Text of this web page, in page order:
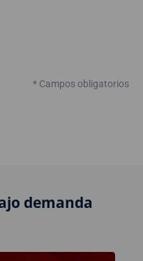
* Campos obligatorios
demanda